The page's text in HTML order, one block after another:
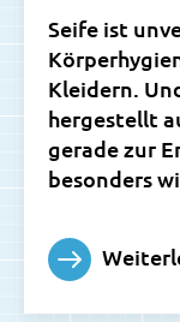
Seife ist
Kleidern.
hergestellt
gerade zur
besonders